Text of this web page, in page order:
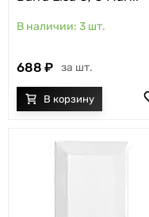
3 шт.
688 шт.